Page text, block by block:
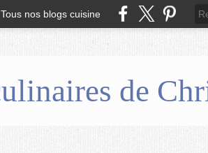
Tous nos blogs cuisine
de